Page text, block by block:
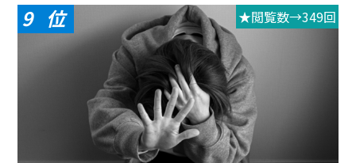
9 ★閲覧数→349回